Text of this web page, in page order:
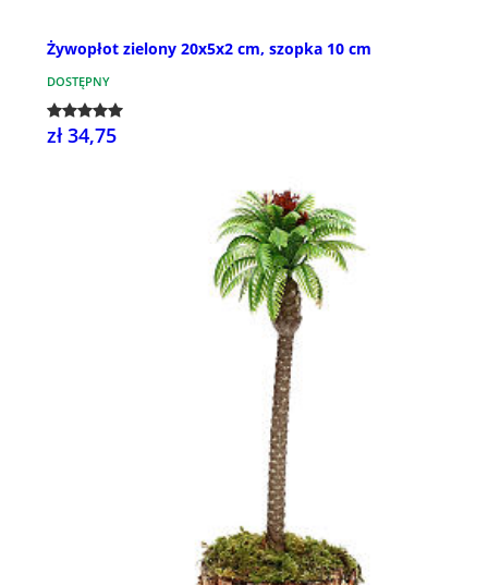
Żywopłot zielony 20x5x2 cm, szopka 10 cm
DOSTĘPNY
zł 34,75